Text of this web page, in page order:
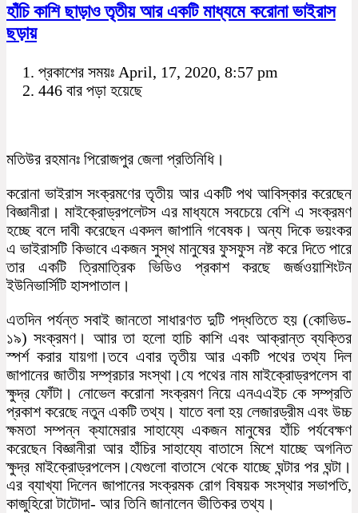
হাঁচি কাশি ছাড়াও তৃতীয় আর একটি মাধ্যমে করোনা ভাইরাস
ছড়ায়
প্রকাশের সময়ঃ April, 17, 2020, 8:57 pm
446 বার পড়া হয়েছে
মতিউর রহমানঃ পিরোজপুর জেলা প্রতিনিধি।
করোনা ভাইরাস সংক্রমণের তৃতীয় আর একটি পথ আবিস্কার করেছেন
বিজ্ঞানীরা। মাইক্রোড্রপলেটস এর মাধ্যমে সবচেয়ে বেশি এ সংক্রমণ
হচ্ছে বলে দাবী করেছেন একদল জাপানি গবেষক। অন্য দিকে ভয়ংকর
এ ভাইরাসটি কিভাবে একজন সুস্থ মানুষের ফুসফুস নষ্ট করে দিতে পারে
তার একটি ত্রিমাত্রিক ভিডিও প্রকাশ করছে জর্জওয়াশিংটন
ইউনিভার্সিটি হাসপাতাল।
এতদিন পর্যন্ত সবাই জানতো সাধারণত দুটি পদ্ধতিতে হয় (কোভিড-
১৯) সংক্রমণ। আার তা হলো হাচি কাশি এবং আক্রান্ত ব্যক্তির
স্পর্শ করার যায়গা।তবে এবার তৃতীয় আর একটি পথের তথ্য দিল
জাপানের জাতীয় সম্প্রচার সংস্থা।যে পথের নাম মাইক্রোড্রপলেস বা
ক্ষুদ্র ফোঁটা। নোভেল করোনা সংক্রমণ নিয়ে এনএএইচ কে সম্প্রতি
প্রকাশ করেছে নতুন একটি তথ্য। যাতে বলা হয় লেজারড্রীম এবং উচ্চ
ক্ষমতা সম্পন্ন ক্যামেরার সাহায্যে একজন মানুষের হাঁচি পর্যবেক্ষণ
করেছেন বিজ্ঞানীরা আর হাঁচির সাহায্যে বাতাসে মিশে যাচ্ছে অগনিত
ক্ষুদ্র মাইক্রোড্রপলেস।যেগুলো বাতাসে থেকে যাচ্ছে ঘন্টার পর ঘন্টা।
এর ব্যাখ্যা দিলেন জাপানের সংক্রমক রোগ বিষয়ক সংস্থার সভাপতি,
কাজুহিরো টাটোদা- আর তিনি জানালেন ভীতিকর তথ্য।